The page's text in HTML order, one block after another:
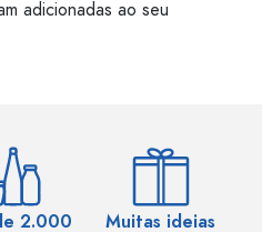
adicionadas ao seu
2.000
Muitas ideias